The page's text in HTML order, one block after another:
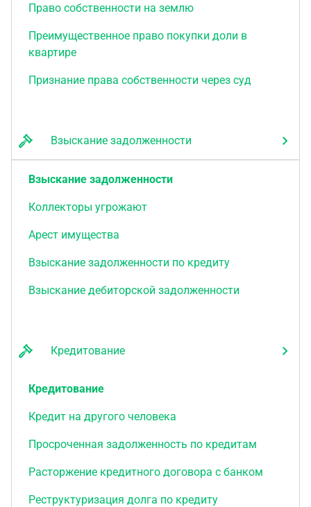
Право собственности на землю
Преимущественное право покупки доли в
квартире
Признание права собственности через суд
Взыскание задолженности
Взыскание задолженности
Коллекторы угрожают
Арест имущества
Взыскание задолженности по кредиту
Взыскание дебиторской задолженности
Кредитование
Кредитование
Кредит на другого человека
Просроченная задолженность по кредитам
Расторжение кредитного договора с банком
Реструктуризация долга по кредиту